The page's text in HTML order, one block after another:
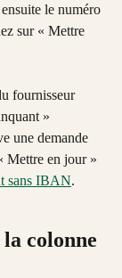
le numéro
sur « Mettre
fournisseur
»
une demande
Mettre en jour »
sans IBAN.
colonne